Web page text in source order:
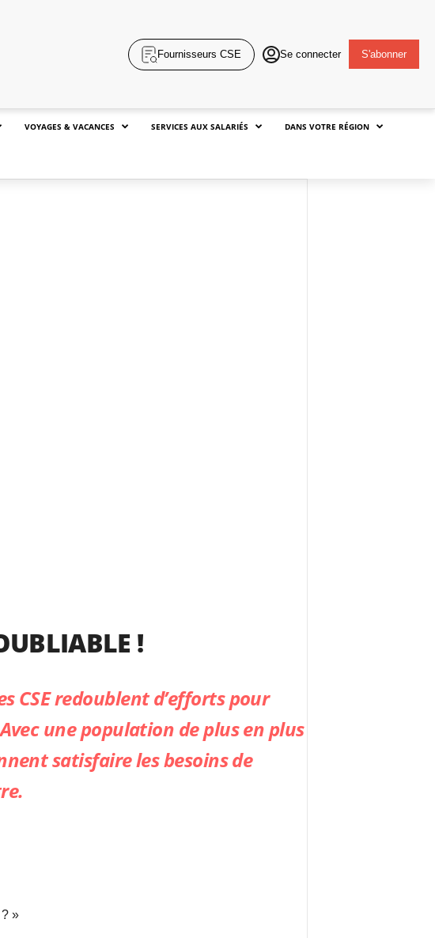
Fournisseurs CSE Se connecter S'abonner
VOYAGES & VACANCES SERVICES AUX SALARIÉS DANS VOTRE RÉGION
!
CSE redoublent d’efforts pour
une population de plus en plus
satisfaire les besoins de
»